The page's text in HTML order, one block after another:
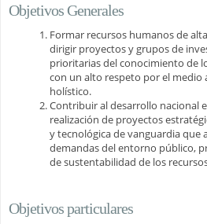
Objetivos Generales
Formar recursos humanos de
dirigir proyectos y grupos de
prioritarias del conocimiento de
con un alto respeto por el medio
holístico.
Contribuir al desarrollo nacional
realización de proyectos
y tecnológica de vanguardia que
demandas del entorno público,
de sustentabilidad de los
Objetivos particulares